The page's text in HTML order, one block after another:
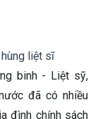
liệt sĩ
đã có nhiều
đình chính sách